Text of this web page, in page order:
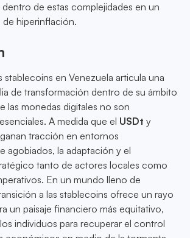
de estas complejidades en un
hiperinflación.
stablecoins en Venezuela articula una
de transformación dentro de su ámbito
las monedas digitales no son
A medida que el USDt y
tracción en entornos
agobiados, la adaptación y el
tanto de actores locales como
En un mundo lleno de
a las stablecoins ofrece un rayo
un paisaje financiero más equitativo,
individuos para recuperar el control